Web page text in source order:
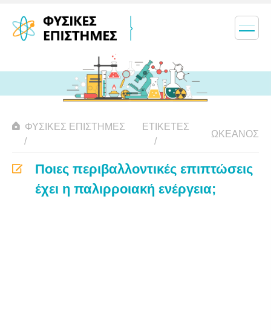
ΦΥΣΙΚΈΣ ΕΠΙΣΤΉΜΕΣ ΕΤΙΚΈΤΕΣ
ΩΚΕΑΝΌΣ
Ποιες περιβαλλοντικές επιπτώσεις
έχει η παλιρροιακή ενέργεια;